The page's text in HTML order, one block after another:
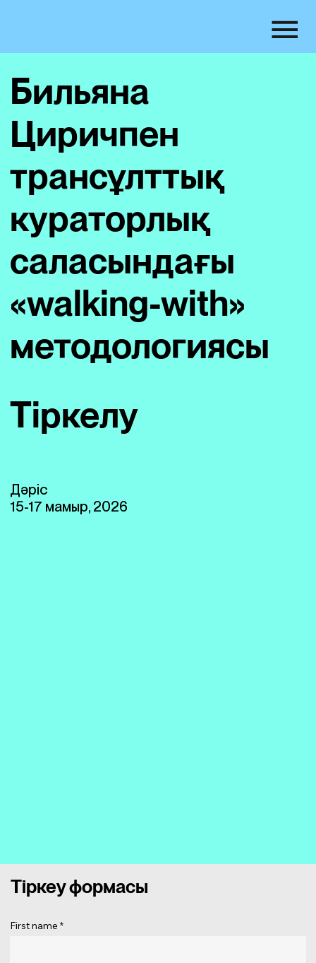
Дәріс
15-17 мамыр, 2026
Бильяна
Циричпен
трансұлттық
кураторлық
саласындағы
«walking-with»
методологиясы
Тіркелу
Тіркеу формасы
First name